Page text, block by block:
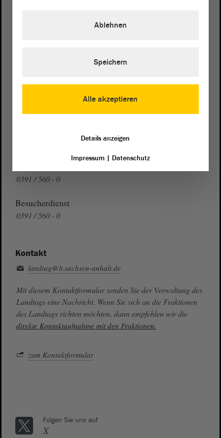
Landtag von Sachsen-Anhalt
Telefon und Fax
0391 / 560 - 1123
0391 / 560 - 0
Besucherdienst
0391 / 560 - 0
Kontakt
landtag@lt.sachsen-anhalt.de
Mit diesem Kontaktformular senden Sie der Verwaltung des
Landtags eine Nachricht. Wenn Sie sich an die Fraktionen
des Landtags richten möchten, dann empfehlen wir die
direkte Kontaktaufnahme mit den Fraktionen.
zum Kontaktformular
Folgen Sie uns auf
X
Alle akzeptieren
Ablehnen
Speichern
Details anzeigen
Impressum| Datenschutz